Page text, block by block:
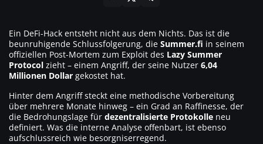
Ein DeFi-Hack entsteht nicht aus dem Nichts. Das ist die
beunruhigende Schlussfolgerung, die Summer.fi in seinem
offiziellen Post-Mortem zum Exploit des Lazy Summer
Protocol zieht – einem Angriff, der seine Nutzer 6,04
Millionen Dollar gekostet hat.
Hinter dem Angriff steckt eine methodische Vorbereitung
über mehrere Monate hinweg – ein Grad an Raffinesse, der
die Bedrohungslage für dezentralisierte Protokolle neu
definiert. Was die interne Analyse offenbart, ist ebenso
aufschlussreich wie besorgniserregend.